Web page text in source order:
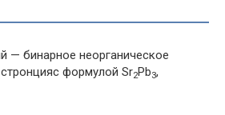
— бинарное неорганическое
формулой Sr2Pb3,